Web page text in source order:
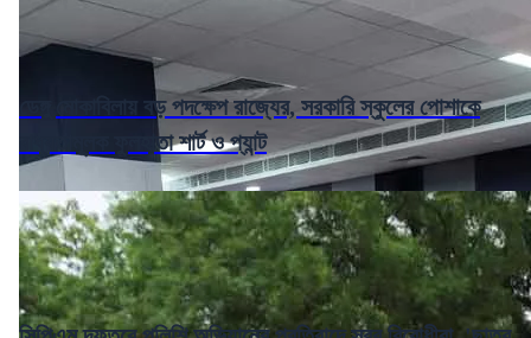
ডেঙ্গু মোকাবিলায় বড় পদক্ষেপ রাজ্যের, সরকারি স্কুলের পোশাকে
বাধ্যতামূলক ফুলহাতা শার্ট ও প্যান্ট